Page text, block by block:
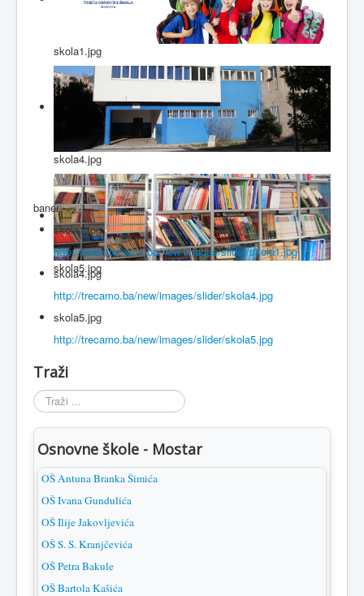
skola1.jpg
skola4.jpg
skola5.jpg
baner
skola1.jpg
http://www.trecamo.ba/new/images/slider/skola1.jpg
skola4.jpg
http://trecamo.ba/new/images/slider/skola4.jpg
skola5.jpg
http://trecamo.ba/new/images/slider/skola5.jpg
Traži
Traži
...
Osnovne škole - Mostar
OŠ Antuna Branka Šimića
OŠ Ivana Gundulića
OŠ Ilije Jakovljevića
OŠ S. S. Kranjčevića
OŠ Petra Bakule
OŠ Bartola Kašića